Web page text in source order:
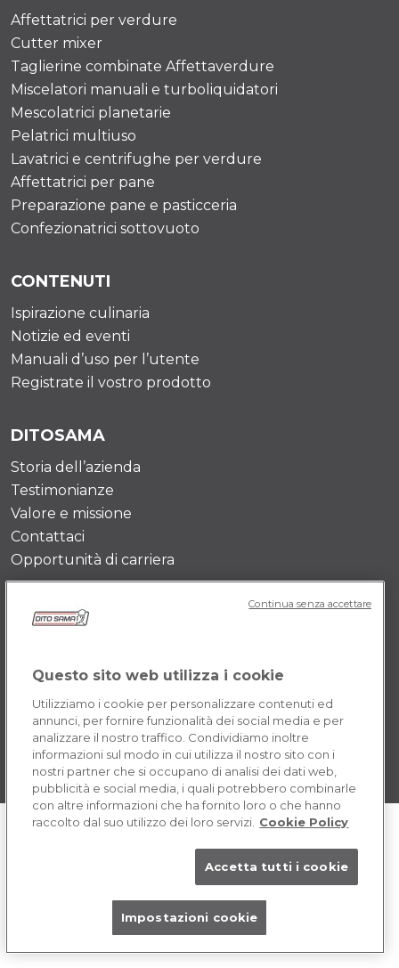
Affettatrici per verdure
Cutter mixer
Taglierine combinate Affettaverdure
Miscelatori manuali e turboliquidatori
Mescolatrici planetarie
Pelatrici multiuso
Lavatrici e centrifughe per verdure
Affettatrici per pane
Preparazione pane e pasticceria
Confezionatrici sottovuoto
CONTENUTI
Ispirazione culinaria
Notizie ed eventi
Manuali d’uso per l’utente
Registrate il vostro prodotto
DITOSAMA
Storia dell’azienda
Testimonianze
Valore e missione
Contattaci
Opportunità di carriera
POLICY IT
CookieQuesto sito web utilizza i cookie
Utilizziamo i cookie per personalizzare contenuti ed
annunci, per fornire funzionalità dei social media e per
analizzare il nostro traffico. Condividiamo inoltre
informazioni sul modo in cui utilizza il nostro sito con i
nostri partner che si occupano di analisi dei dati web,
pubblicità e social media, i quali potrebbero combinarle
con altre informazioni che ha fornito loro o che hanno
raccolto dal suo utilizzo dei loro servizi. Cookie Policy
Accetta tutti i cookie
Impostazioni cookie
Continua senza accettare